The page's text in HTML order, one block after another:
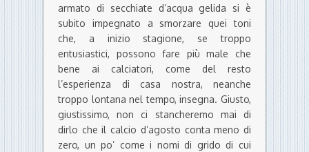
armato di secchiate d’acqua gelida si è
subito impegnato a smorzare quei toni
che, a inizio stagione, se troppo
entusiastici, possono fare più male che
bene ai calciatori, come del resto
l’esperienza di casa nostra, neanche
troppo lontana nel tempo, insegna. Giusto,
giustissimo, non ci stancheremo mai di
dirlo che il calcio d’agosto conta meno di
zero, un po’ come i nomi di grido di cui